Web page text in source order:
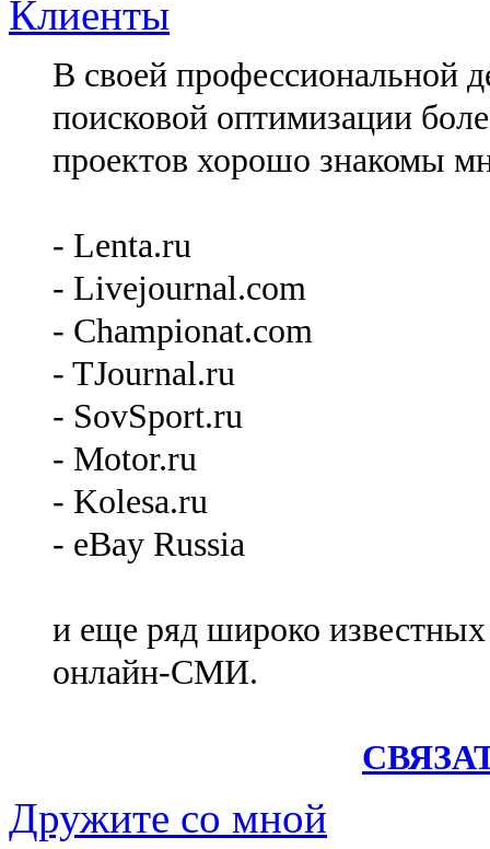
Клиенты
В своей профессиональной
поисковой оптимизации
проектов хорошо знакомы
- Lenta.ru
- Livejournal.com
- Championat.com
- TJournal.ru
- SovSport.ru
- Motor.ru
- Kolesa.ru
- eBay Russia
и еще ряд широко
онлайн-СМИ.
Дружите со мной